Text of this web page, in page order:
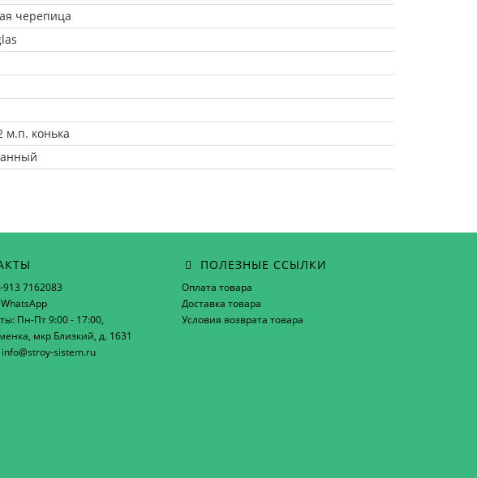
черепица
м.п. конька
7162083
Пн-Пт 9:00 - 17:00,
мкр Близкий, д. 1631
sistem.ru
ПОЛЕЗНЫЕ ССЫЛКИ
Оплата товара
Доставка товара
Условия возврата товара